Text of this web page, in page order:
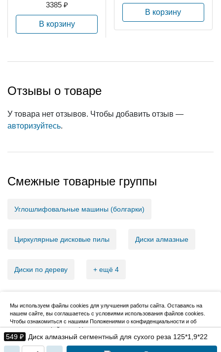
549 ₽ Диск алмазный сегментный для сухого реза 125*1,9*22
3385 ₽
В корзину
В корзину
Отзывы о товаре
У товара нет отзывов. Чтобы добавить отзыв —
авторизуйтесь.
Смежные товарные группы
Углошлифовальные машины (болгарки)
Циркулярные дисковые пилы Диски алмазные
Диски по дереву + ещё 4
2007–2026, НовМетиз
Мы используем файлы cookies для улучшения работы сайта. Оставаясь на
нашем сайте, вы соглашаетесь с условиями использования файлов cookies.
Чтобы ознакомиться с нашими Положениями о конфиденциальности и об
использовании файлов cookie,нажмите здесь.